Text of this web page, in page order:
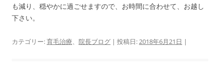
も減り、穏やかに過ごせますので、お時間に合わせて、お越し
下さい。
カテゴリー:育毛治療、 院長ブログ | 投稿日:2018年6月21日 |